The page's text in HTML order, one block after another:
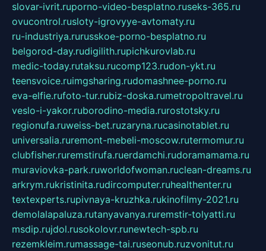
slovar-ivrit.ruporno-video-besplatno.ruseks-365.ru
ovucontrol.rusloty-igrovyye-avtomaty.ru
ru-industriya.rurusskoe-porno-besplatno.ru
belgorod-day.rudigilith.rupichkurovlab.ru
medic-today.rutaksu.rucomp123.rudon-ykt.ru
teensvoice.ruimgsharing.rudomashnee-porno.ru
eva-elfie.rufoto-tur.rubiz-doska.rumetropoltravel.ru
veslo-i-yakor.ruborodino-media.rurostotsky.ru
regionufa.ruweiss-bet.ruzaryna.rucasinotablet.ru
universalia.ruremont-mebeli-moscow.rutermomur.ru
clubfisher.ruremstirufa.ruerdamchi.rudoramamama.ru
muraviovka-park.ruworldofwoman.ruclean-dreams.ru
arkrym.rukristinita.rudircomputer.ruhealthenter.ru
textexperts.rupivnaya-kruzhka.rukinofilmy-2021.ru
demolalapaluza.rutanyavanya.ruremstir-tolyatti.ru
msdip.rujdol.rusokolovr.runewtech-spb.ru
rezemkleim.rumassage-tai.ruseonub.ruzvonitut.ru